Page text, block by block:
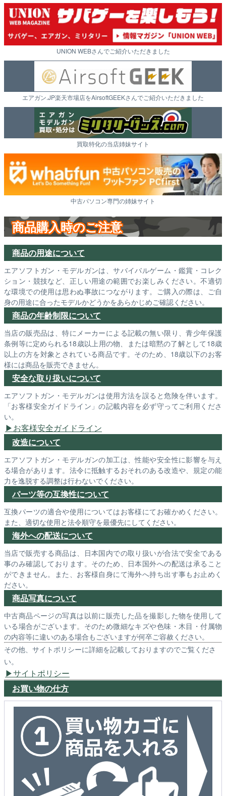
UNION WEBさんでご紹介いただきました
エアガン.JP楽天市場店をAirsoftGEEKさんでご紹介いただきました
買取特化の当店姉妹サイト
中古パソコン専門の姉妹サイト
商品購入時のご注意
商品の用途について
エアソフトガン・モデルガンは、サバイバルゲーム・鑑賞・コレク
ション・競技など、正しい用途の範囲でお楽しみください。不適切
な環境での使用は思わぬ事故につながります。ご購入の際は、ご自
身の用途に合ったモデルかどうかをあらかじめご確認ください。
商品の年齢制限について
当店の販売品は、特にメーカーによる記載の無い限り、青少年保護
条例等に定められる18歳以上用の物、または暗黙の了解として18歳
以上の方を対象とされている商品です。そのため、18歳以下のお客
様には商品を販売できません。
安全な取り扱いについて
エアソフトガン・モデルガンは使用方法を誤ると危険を伴います。
「お客様安全ガイドライン」の記載内容を必ず守ってご利用くださ
い。
お客様安全ガイドライン
改造について
エアソフトガン・モデルガンの加工は、性能や安全性に影響を与え
る場合があります。法令に抵触するおそれのある改造や、規定の能
力を逸脱する調整は行わないでください。
パーツ等の互換性について
互換パーツの適合や使用についてはお客様にてお確かめください。
また、適切な使用と法令順守を最優先にしてください。
海外への配送について
当店で販売する商品は、日本国内での取り扱いが合法で安全である
事のみ確認しております。そのため、日本国外への配送は承ること
ができません。また、お客様自身にて海外へ持ち出す事もお止めく
ださい。
商品写真について
中古商品ページの写真は以前に販売した品を撮影した物を使用して
いる場合がございます。そのため微細なキズや色味・木目・付属物
の内容等に違いのある場合もございますが何卒ご容赦ください。
その他、サイトポリシーに詳細を記載しておりますのでご覧くださ
い。
サイトポリシー
お買い物の仕方